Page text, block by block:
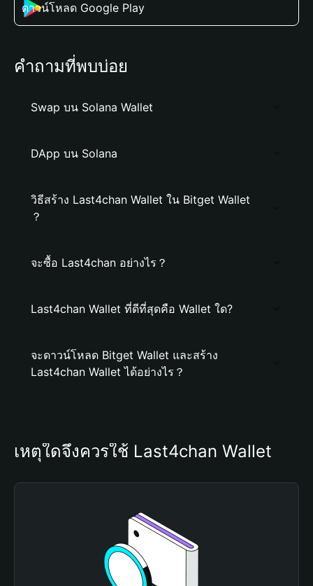
ดาวน์โหลด Google Play
คำถามที่พบบ่อย
Swap บน Solana Wallet
DApp บน Solana
วิธีสร้าง Last4chan Wallet ใน Bitget Wallet
？
จะซื้อ Last4chan อย่างไร？
Last4chan Wallet ที่ดีที่สุดคือ Wallet ใด?
จะดาวน์โหลด Bitget Wallet และสร้าง
Last4chan Wallet ได้อย่างไร？
เหตุใดจึงควรใช้ Last4chan Wallet